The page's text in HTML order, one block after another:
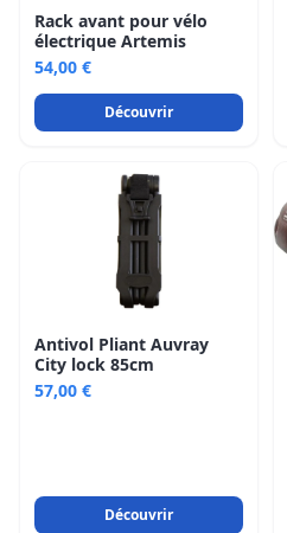
Rack avant pour vélo
électrique Artemis
54,00 €
Découvrir
Antivol Pliant Auvray
City lock 85cm
57,00 €
Découvrir